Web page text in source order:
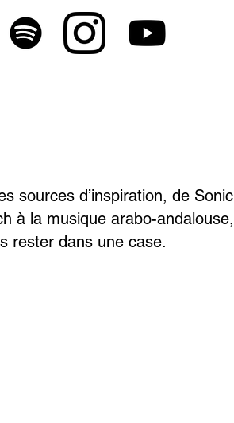
sources d’inspiration, de Sonic
à la musique arabo-andalouse,
rester dans une case.